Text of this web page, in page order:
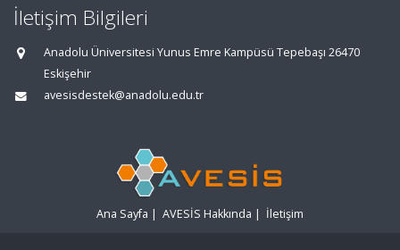
İletişim Bilgileri
Anadolu Üniversitesi Yunus Emre Kampüsü Tepebaşı 26470
Eskişehir
avesisdestek@anadolu.edu.tr
Ana Sayfa | AVESİS Hakkında | İletişim